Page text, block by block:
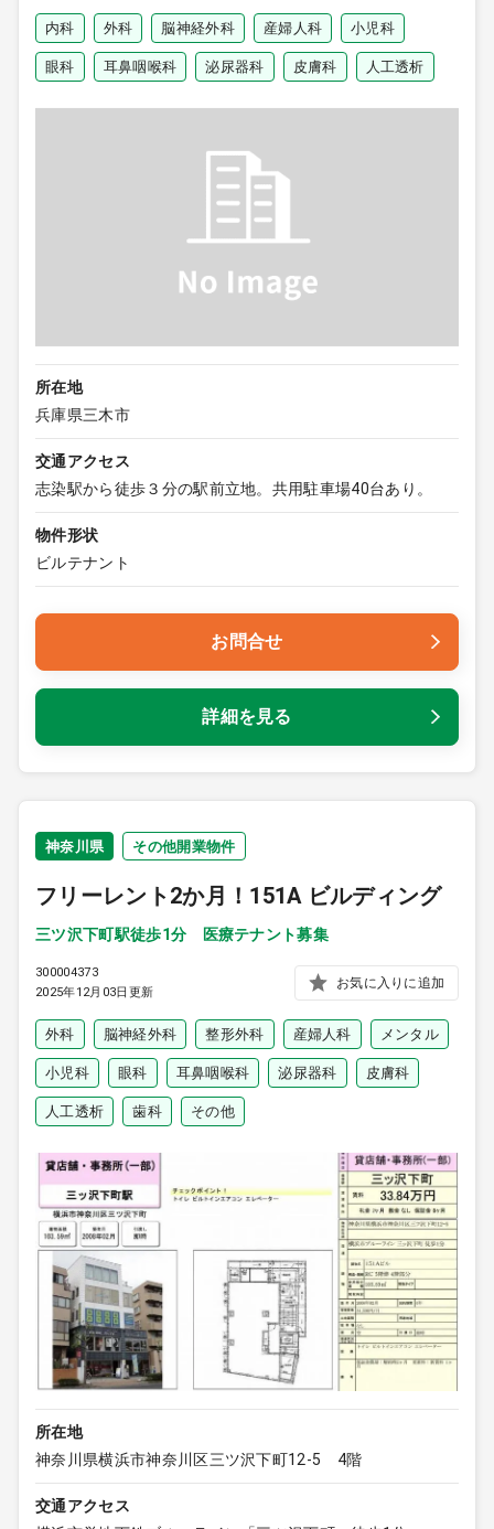
内科 外科 脳神経外科 産婦人科 小児科
眼科 耳鼻咽喉科 泌尿器科 皮膚科 人工透析
所在地
兵庫県三木市
交通アクセス
志染駅から徒歩３分の駅前立地。共用駐車場40台あり。
物件形状
ビルテナント
お問合せ
詳細を見る
神奈川県 その他開業物件
フリーレント2か月！151A ビルディング
三ツ沢下町駅徒歩1分 医療テナント募集
300004373
2025年12月03日更新
お気に入りに追加
外科 脳神経外科 整形外科 産婦人科 メンタル
小児科 眼科 耳鼻咽喉科 泌尿器科 皮膚科
人工透析 歯科 その他
所在地
神奈川県横浜市神奈川区三ツ沢下町12-5 4階
交通アクセス